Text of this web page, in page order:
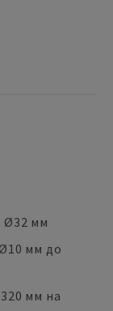
Ø32 мм
мм до
мм на